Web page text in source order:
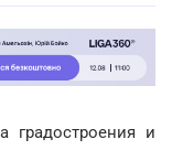
градостроения и